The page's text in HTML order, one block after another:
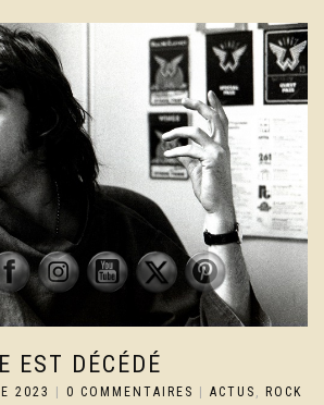
EST DÉCÉDÉ
2023 | 0 COMMENTAIRES | ACTUS
ROCK